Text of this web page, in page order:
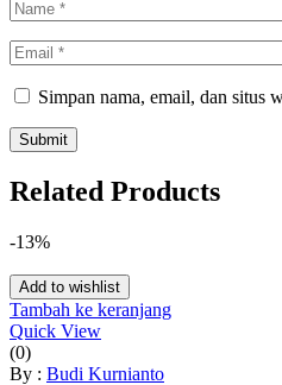
Simpan nama, email, dan situs
Related Products
-13%
Add to wishlist
Tambah ke keranjang
Quick View
(0)
By : Budi Kurnianto